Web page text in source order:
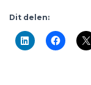
Dit delen: